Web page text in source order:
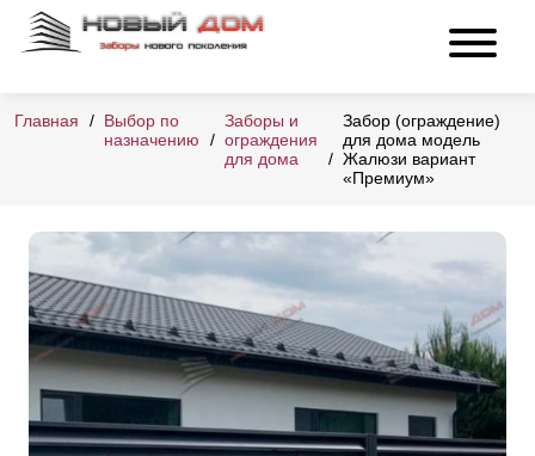
Главная
Выбор по
назначению
Заборы и
ограждения
для дома
Забор (ограждение)
для дома модель
Жалюзи вариант
«Премиум»